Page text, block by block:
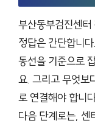
부산동부검진센
정답은 간단합니
동선을 기준으로
요. 그리고 무엇보
로 연결해야 합니
다음 단계로는,